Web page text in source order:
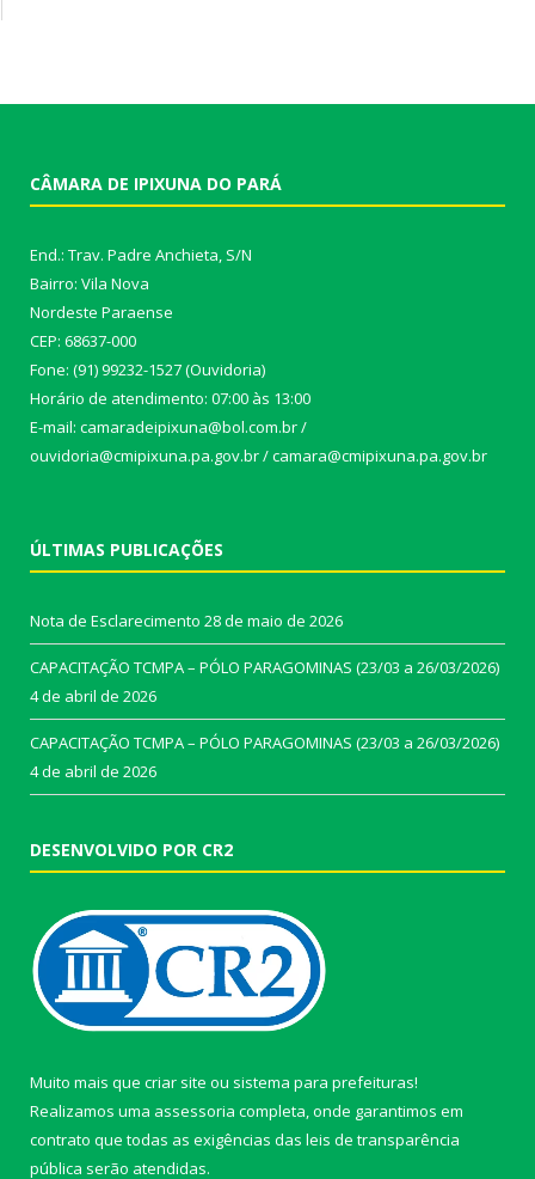
CÂMARA DE IPIXUNA DO PARÁ
End.: Trav. Padre Anchieta, S/N
Bairro: Vila Nova
Nordeste Paraense
CEP: 68637-000
Fone: (91) 99232-1527 (Ouvidoria)
Horário de atendimento: 07:00 às 13:00
E-mail: camaradeipixuna@bol.com.br /
ouvidoria@cmipixuna.pa.gov.br / camara@cmipixuna.pa.gov.br
ÚLTIMAS PUBLICAÇÕES
Nota de Esclarecimento 28 de maio de 2026
CAPACITAÇÃO TCMPA – PÓLO PARAGOMINAS (23/03 a 26/03/2026)
4 de abril de 2026
CAPACITAÇÃO TCMPA – PÓLO PARAGOMINAS (23/03 a 26/03/2026)
4 de abril de 2026
DESENVOLVIDO POR CR2
Muito mais que criar site ou sistema para prefeituras!
Realizamos uma assessoria completa, onde garantimos em
contrato que todas as exigências das leis de transparência
pública serão atendidas.